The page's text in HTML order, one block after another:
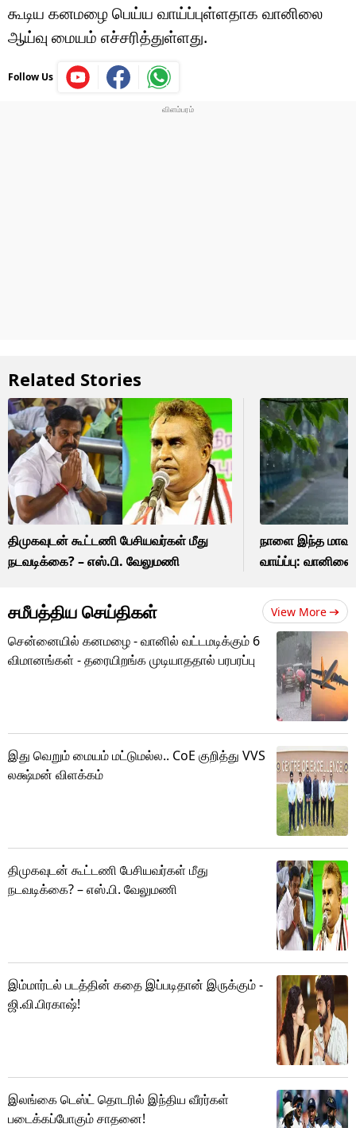
கூடிய கனமழை பெய்ய வாய்ப்புள்ளதாக வானிலை
ஆய்வு மையம் எச்சரித்துள்ளது.
Follow Us
Related Stories
திமுகவுடன் கூட்டணி பேசியவர்கள் மீது
நடவடிக்கை? – எஸ்.பி. வேலுமணி
நாளை இந்த
வாய்ப்பு:
சமீபத்திய செய்திகள் View More
சென்னையில் கனமழை - வானில் வட்டமடிக்கும் 6
விமானங்கள் - தரையிறங்க முடியாததால் பரபரப்பு
இது வெறும் மையம் மட்டுமல்ல.. CoE குறித்து VVS
லக்ஷ்மன் விளக்கம்
திமுகவுடன் கூட்டணி பேசியவர்கள் மீது
நடவடிக்கை? – எஸ்.பி. வேலுமணி
இம்மார்டல் படத்தின் கதை இப்படிதான் இருக்கும் -
ஜி.வி.பிரகாஷ்!
இலங்கை டெஸ்ட் தொடரில் இந்திய வீரர்கள்
படைக்கப்போகும் சாதனை!